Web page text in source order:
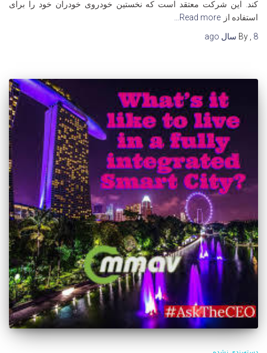
کند. این شرکت معتقد است که نخستین خودروی خودران خود را برای
استفاده از Read more…
By , 8 سال